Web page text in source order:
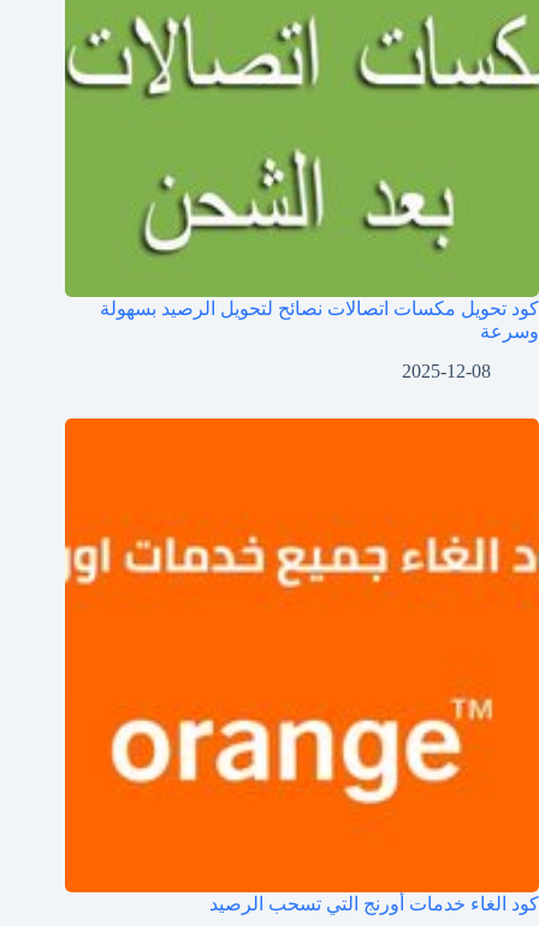
كود تحويل مكسات اتصالات نصائح لتحويل الرصيد بسهولة
وسرعة
2025-12-08
كود الغاء خدمات أورنج التي تسحب الرصيد